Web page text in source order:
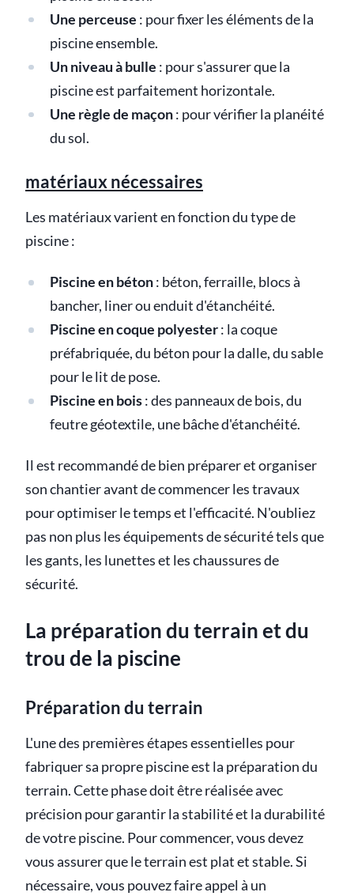
Une perceuse : pour fixer les éléments de la
piscine ensemble.
Un niveau à bulle : pour s'assurer que la
piscine est parfaitement horizontale.
Une règle de maçon: pour vérifier la planéité
du sol.
matériaux nécessaires
Les matériaux varient en fonction du type de
piscine :
Piscine en béton: béton, ferraille, blocs à
bancher, liner ou enduit d'étanchéité.
Piscine en coque polyester: la coque
préfabriquée, du béton pour la dalle, du sable
pour le lit de pose.
Piscine en bois: des panneaux de bois, du
feutre géotextile, une bâche d'étanchéité.
Il est recommandé de bien préparer et organiser
son chantier avant de commencer les travaux
pour optimiser le temps et l'efficacité. N'oubliez
pas non plus les équipements de sécurité tels que
les gants, les lunettes et les chaussures de
sécurité.
La préparation du terrain et du
trou de la piscine
Préparation du terrain
L'une des premières étapes essentielles pour
fabriquer sa propre piscine est la préparation du
terrain. Cette phase doit être réalisée avec
précision pour garantir la stabilité et la durabilité
de votre piscine. Pour commencer, vous devez
vous assurer que le terrain est plat et stable. Si
nécessaire, vous pouvez faire appel à un